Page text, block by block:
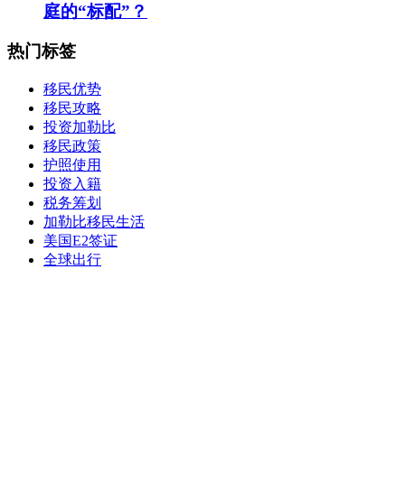
庭的“标配”？
热门标签
移民优势
移民攻略
投资加勒比
移民政策
护照使用
投资入籍
税务筹划
加勒比移民生活
美国E2签证
全球出行